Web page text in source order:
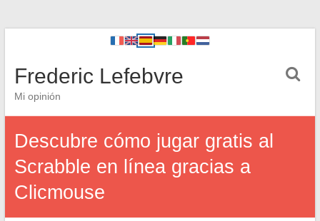
Frederic Lefebvre
Mi opinión
Descubre cómo jugar gratis al
Scrabble en línea gracias a
Clicmouse